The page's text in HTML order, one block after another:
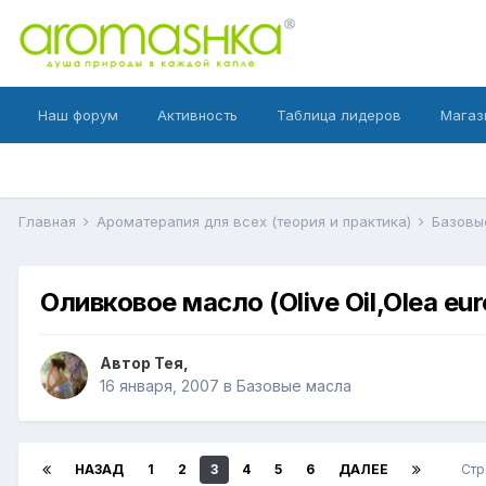
Наш форум Активность Таблица лидеров
Главная Ароматерапия для всех (теория и практика)
Оливковое масло (Olive Oil,Olea
Автор Тея
16 января, 2007 в Базовые масла
НАЗАД 1 2 3 4 5 6 ДАЛЕЕ